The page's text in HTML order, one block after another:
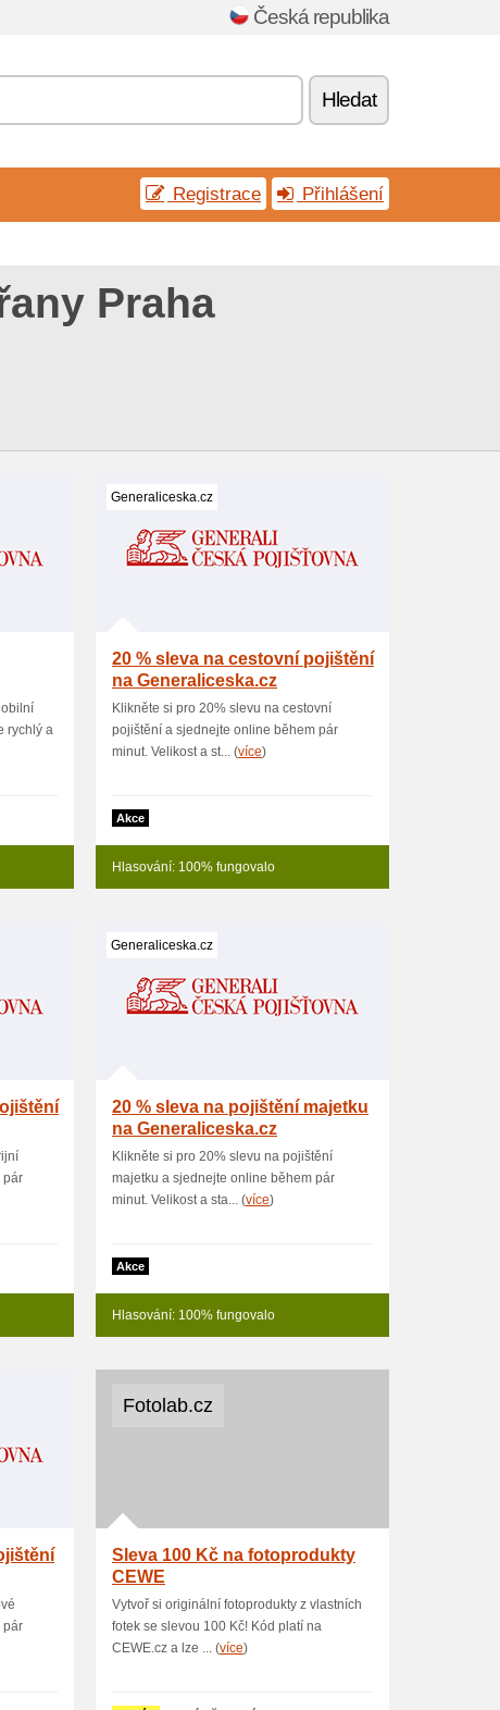
Česká republika
Hledat
Registrace Přihlášení
Praha
rychlý a
Generaliceska.cz
20 % sleva na cestovní pojištění
na Generaliceska.cz
Klikněte si pro 20% slevu na cestovní
pojištění a sjednejte online během pár
minut. Velikost a st... (více)
Akce
Hlasování: 100% fungovalo
pár
Generaliceska.cz
20 % sleva na pojištění majetku
na Generaliceska.cz
Klikněte si pro 20% slevu na pojištění
majetku a sjednejte online během pár
minut. Velikost a sta... (více)
Akce
Hlasování: 100% fungovalo
pár
Fotolab.cz
Sleva 100 Kč na fotoprodukty
CEWE
Vytvoř si originální fotoprodukty z vlastních
fotek se slevou 100 Kč! Kód platí na
CEWE.cz a lze ... (více)